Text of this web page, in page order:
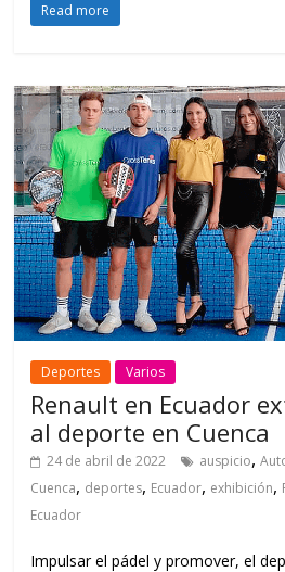
Read more
Deportes Varios
Renault en Ecuador
al deporte en Cuenca
24 de abril de 2022 auspicio,
Cuenca, deportes, Ecuador, exhibición,
Ecuador
Impulsar el pádel y promover, el